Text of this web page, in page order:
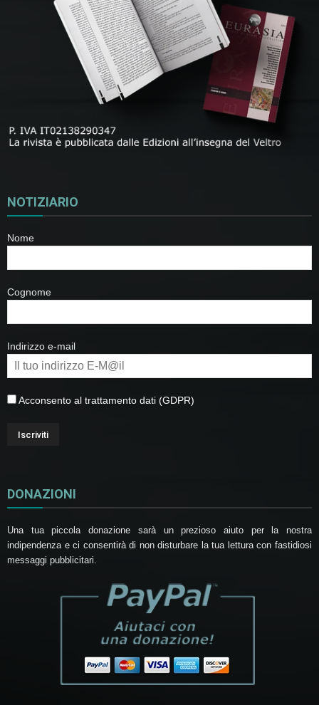
NOTIZIARIO
Nome
Cognome
Indirizzo e-mail
Acconsento al trattamento dati (GDPR)
DONAZIONI
Una tua piccola donazione sarà un prezioso aiuto per la nostra
indipendenza e ci consentirà di non disturbare la tua lettura con fastidiosi
messaggi pubblicitari.